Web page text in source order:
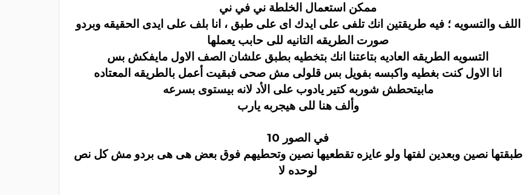
ممكن استعمال الخلطة ني في ني
اللف والتسويه ؛ فيه طريقتين انك تلفى على ايدك اى على طبق ، انا بلف على ايدى الحقيقه وبردو
صورت الطريقه التانيه للى حابب يعملها
التسويه الطريقه العاديه بتاعتنا انك بتخطيه بطبق علشان الصف الاول مايفكش بس
انا الاول كنت بغطيه واكبسه بفويل بس قلولى مش صحى فبقيت أعمل بالطريقه المعتاده
مابيتحطش شوربه كتير يادوب على الأد لانه بيستوى بسرعه
وألف هنا للى هيجربه يارب
في الصور 10
طبقتها نصين وبعدين لفتها ولو عايزه تقطعيها نصين وتحطيهم فوق بعض هى هى بردو مش كل نص
لوحده لا